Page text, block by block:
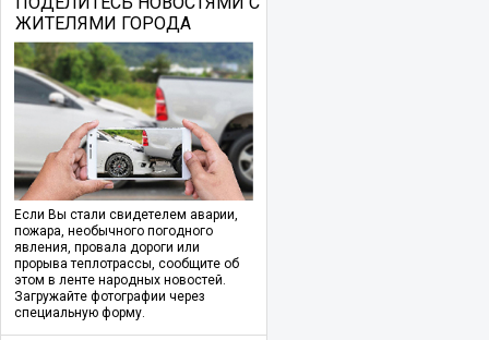
ЖИТЕЛЯМИ ГОРОДА
Если Вы стали свидетелем аварии,
пожара, необычного погодного
явления, провала дороги или
прорыва теплотрассы, сообщите об
этом в ленте народных новостей.
Загружайте фотографии через
специальную форму.